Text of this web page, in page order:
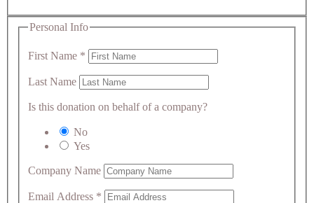
Personal Info
First Name *
Last Name
Is this donation on behalf of a company?
No
Yes
Company Name
Email Address *